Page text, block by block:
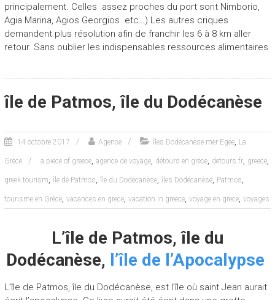
principalement. Celles assez proches du port sont Nimborio,
Agia Marina, Agios Georgios etc…) Les autres criques
demandent plus résolution afin de franchir les 6 à 8 km aller
retour. Sans oublier les indispensables ressources alimentaires.
île de Patmos, île du Dodécanèse
14 octobre 2017 Agence îles Dodécanèse mer Egée, La
Grèce a piece of greece, agence de voyage, détours en grèce, detours.fr, greece,
greek tourism île de Patmos île du Dodécanèse, îles Dodécanèse, Patmos
tourisme en Grèce, vacances en grece, vacation in greece, voyage en grece, voyages
L’île de Patmos, île du
Dodécanèse, l’île de l’Apocalypse
L’île de Patmos, île du Dodécanèse, est l’île où saint Jean aurait